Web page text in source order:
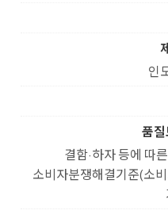
인
품
결함·하자 등에 따
소비자분쟁해결기준(소
원하